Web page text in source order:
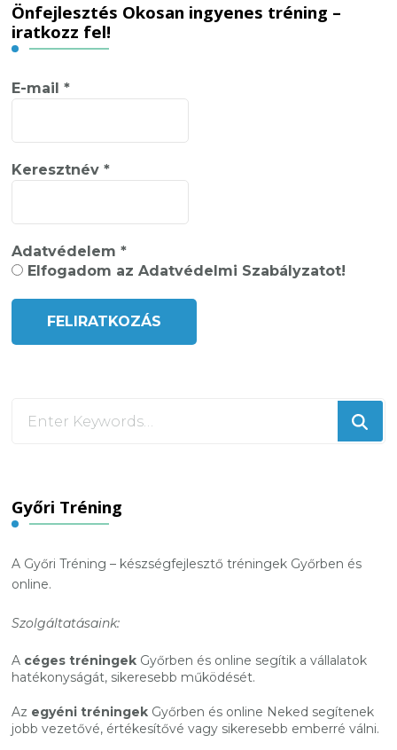
Önfejlesztés Okosan ingyenes tréning –
iratkozz fel!
E-mail*
Keresztnév*
Adatvédelem*
Elfogadom az Adatvédelmi Szabályzatot!
Győri Tréning
A Győri Tréning – készségfejlesztő tréningek Győrben és
online.
Szolgáltatásaink:
A céges tréningek Győrben és online segítik a vállalatok
hatékonyságát, sikeresebb működését.
Az egyéni tréningek Győrben és online Neked segítenek
jobb vezetővé, értékesítővé vagy sikeresebb emberré válni.